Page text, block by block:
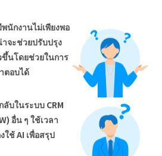
นักงานไม่เพียงพอ
จะช่วยปรับปรุง
ขึ้นโดยช่วยในการ
ตอบได้
บในระบบ CRM
อื่น ๆ ใช้เวลา
ใช้ AI เพื่อสรุป